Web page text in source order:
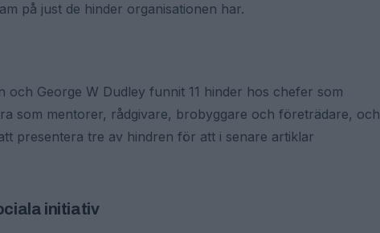
på just de hinder organisationen har.
George W Dudley funnit 11 hinder hos chefer som
som mentorer, rådgivare, brobyggare och företrädare, och
presentera tre av hindren för att i senare artiklar
initiativ